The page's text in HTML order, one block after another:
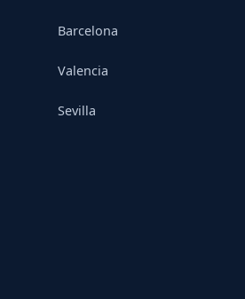
Barcelona
Valencia
Sevilla